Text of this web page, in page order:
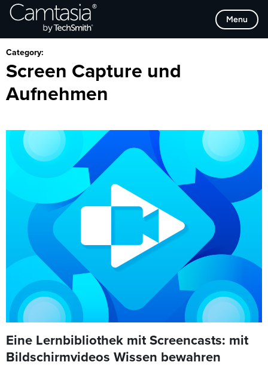
Direkt
zum
Menu
Browse Categories
Category:
Screen Capture und
Aufnehmen
Eine Lernbibliothek mit Screencasts: mit
Bildschirmvideos Wissen bewahren